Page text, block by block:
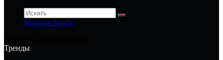
Random Article
Тренды